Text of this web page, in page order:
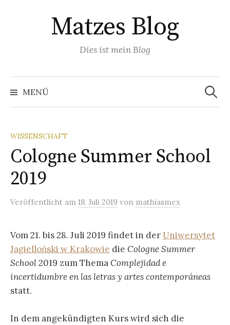
Matzes Blog
Dies ist mein Blog
MENÜ
Suchen
nach:
WISSENSCHAFT
Cologne Summer School
2019
Veröffentlicht am 18. Juli 2019 von mathiasmex
Vom 21. bis 28. Juli 2019 findet in der Uniwersytet
Jagielloński w Krakowie die Cologne Summer
School2019 zum ThemaComplejidad e
incertidumbre en las letras y artes contemporáneas
statt.
In dem angekündigten Kurs wird sich die